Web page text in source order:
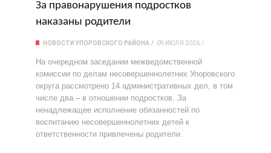
За правонарушения подростков
наказаны родители
НОВОСТИ УПОРОВСКОГО РАЙОНА 09 ИЮЛЯ 2026
На очередном заседании межведомственной
комиссии по делам несовершеннолетних Упоровского
округа рассмотрено 14 административных дел, в том
числе два – в отношении подростков. За
ненадлежащее исполнение обязанностей по
воспитанию несовершеннолетних детей к
ответственности привлечены родители.